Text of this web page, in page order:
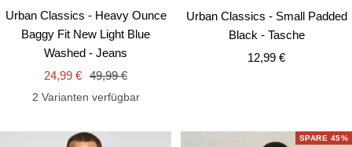
Urban Classics - Heavy Ounce
Baggy Fit New Light Blue
Washed - Jeans
Angebotspreis
24,99 € Regulärer
Preis
49,99 €
2 Varianten verfügbar
Urban Classics - Small Padded
Black - Tasche
Angebotspreis
12,99 €
SPARE 45%